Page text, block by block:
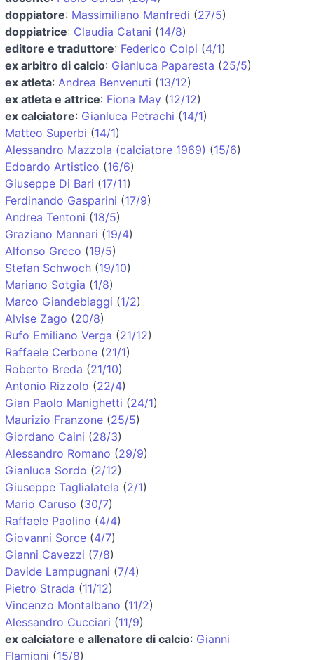
doppiatore: Massimiliano Manfredi (27/5)
doppiatrice: Claudia Catani (14/8)
editore e traduttore: Federico Colpi (4/1)
ex arbitro di calcio: Gianluca Paparesta (25/5)
ex atleta: Andrea Benvenuti (13/12)
ex atleta e attrice: Fiona May (12/12)
ex calciatore: Gianluca Petrachi (14/1)
Matteo Superbi (14/1)
Alessandro Mazzola (calciatore 1969) (15/6)
Edoardo Artistico (16/6)
Giuseppe Di Bari (17/11)
Ferdinando Gasparini (17/9)
Andrea Tentoni (18/5)
Graziano Mannari (19/4)
Alfonso Greco (19/5)
Stefan Schwoch (19/10)
Mariano Sotgia (1/8)
Marco Giandebiaggi (1/2)
Alvise Zago (20/8)
Rufo Emiliano Verga (21/12)
Raffaele Cerbone (21/1)
Roberto Breda (21/10)
Antonio Rizzolo (22/4)
Gian Paolo Manighetti (24/1)
Maurizio Franzone (25/5)
Giordano Caini (28/3)
Alessandro Romano (29/9)
Gianluca Sordo (2/12)
Giuseppe Taglialatela (2/1)
Mario Caruso (30/7)
Raffaele Paolino (4/4)
Giovanni Sorce (4/7)
Gianni Cavezzi (7/8)
Davide Lampugnani (7/4)
Pietro Strada (11/12)
Vincenzo Montalbano (11/2)
Alessandro Cucciari (11/9)
ex calciatore e allenatore di calcio: Gianni
Flamigni (15/8)